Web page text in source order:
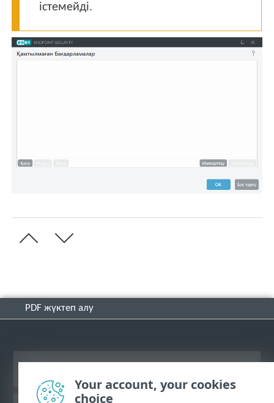
істемейді.
PDF жүктеп алу
Your account, your cookies
choice